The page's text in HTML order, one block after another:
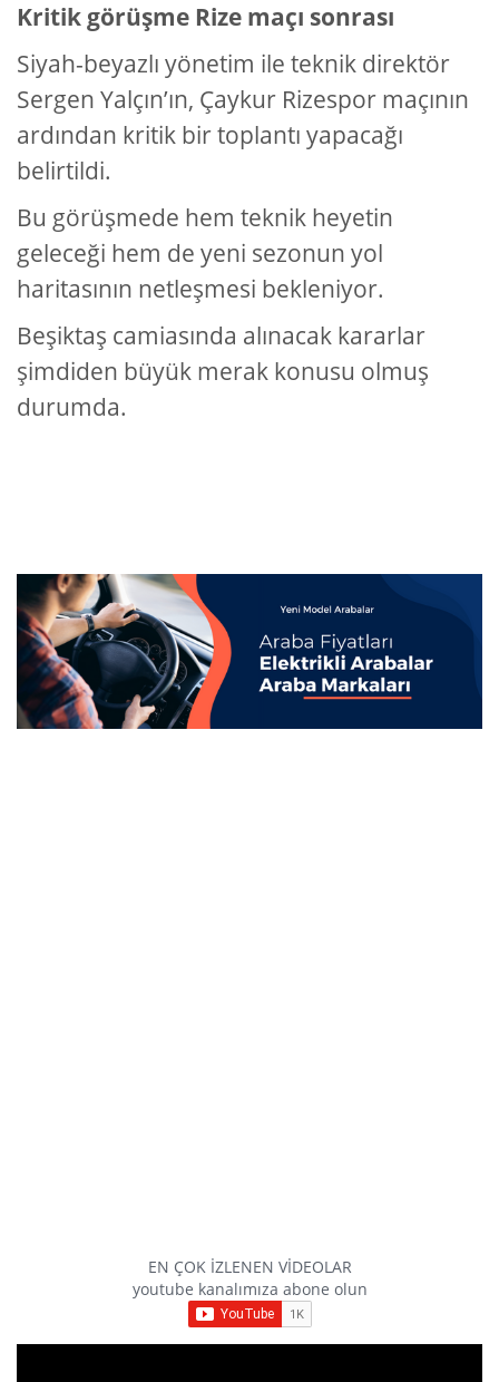
Kritik görüşme Rize maçı sonrası
Siyah-beyazlı yönetim ile teknik direktör
Sergen Yalçın’ın, Çaykur Rizespor maçının
ardından kritik bir toplantı yapacağı
belirtildi.
Bu görüşmede hem teknik heyetin
geleceği hem de yeni sezonun yol
haritasının netleşmesi bekleniyor.
Beşiktaş camiasında alınacak kararlar
şimdiden büyük merak konusu olmuş
durumda.
EN ÇOK İZLENEN VİDEOLAR
youtube kanalımıza abone olun